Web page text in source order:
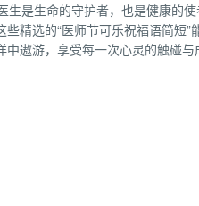
生是生命的守护者，也是健康的
些精选的“医师节可乐祝福语简短
中遨游，享受每一次心灵的触碰与